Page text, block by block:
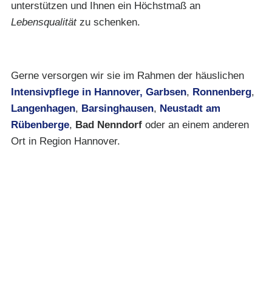
unterstützen und Ihnen ein Höchstmaß an
Lebensqualitätzu schenken.
Gerne versorgen wir sie im Rahmen der häuslichen
Intensivpflege in Hannover, Garbsen, Ronnenberg,
Langenhagen, Barsinghausen, Neustadt am
Rübenberge, Bad Nenndorf oder an einem anderen
Ort in Region Hannover.